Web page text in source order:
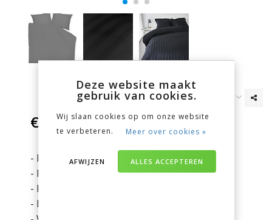
€79,95
- Dessin: Verticale strepen
- Kleur: Zwart
- Materiaal: 100% katoen satijn
- Instopstrook van 60 cm
Deze website maakt
gebruik van cookies.
Wij slaan cookies op om onze website
te verbeteren.
Meer over cookies »
ALLES ACCEPTEREN
AFWIJZEN